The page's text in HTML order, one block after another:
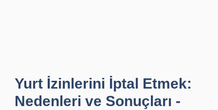
Yurt İzinlerini İptal Etmek:
Nedenleri ve Sonuçları -